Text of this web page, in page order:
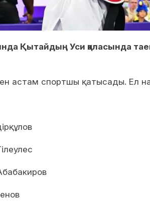
Қытайдың Уси қаласында
астам спортшы қатысады. Ел